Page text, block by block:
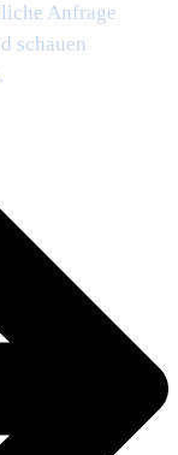
Anfrage
schauen